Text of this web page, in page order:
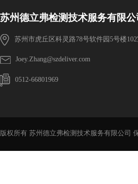
苏州德立弗检测技术服务有限公
苏州市虎丘区科灵路78号软件园5号楼102
Joey.Zhang@szdeliver.com
0512-66801969
版权所有 苏州德立弗检测技术服务有限公司